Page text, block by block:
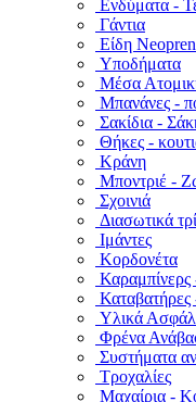
Ενδύματα -
Γάντια
Είδη
Υποδήματα
Μέσα
Μπανάνες -
Σακίδια -
Θήκες -
Κράνη
Μποντριέ -
Σχοινιά
Διασωτικά
Ιμάντες
Κορδονέτα
Καραμπίνερς
Υλικά
Φρένα
Συστήματα
Τροχαλίες
Μαχαίρια -